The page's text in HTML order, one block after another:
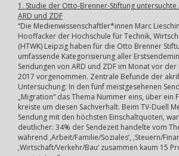
1. Studie der Otto-Brenner-Stiftung
ARD und ZDF
“Die Medienwissenschaftler*innen Marc
Hooffacker der Hochschule für Technik,
(HTWK) Leipzig haben für die Otto Brenner
umfassende Kategorisierung aller
Sendungen von ARD und ZDF im Monat vor
2017 vorgenommen. Zentrale Befunde der
Untersuchung: In den fünf meistgesehenen
„Migration“ das Thema Nummer eins, über ein
kreiste um diesen Sachverhalt. Beim TV-Duell
Sendung mit den höchsten Einschaltquoten,
deutlicher: 34% der Sendezeit handelte vom
während ‚Arbeit/Familie/Soziales‘, ‚Steuern/
‚Wirtschaft/Verkehr/Bau‘ zusammen kaum 15